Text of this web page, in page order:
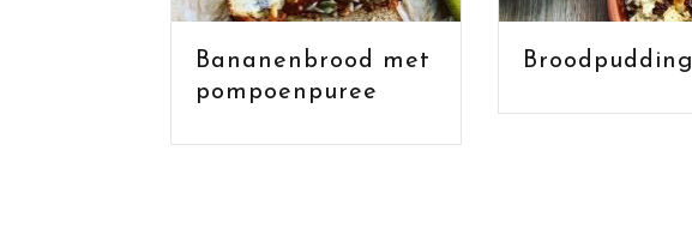
Bananenbrood met
pompoenpuree
Broodpudding